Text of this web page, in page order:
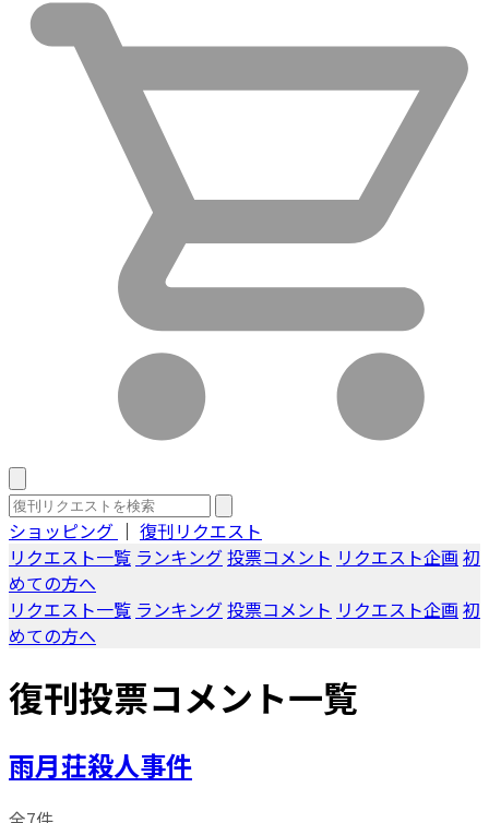
ショッピング ｜ 復刊リクエスト
リクエスト一覧 ランキング投票コメント リクエスト企画 初
めての方へ
リクエスト一覧 ランキング投票コメント リクエスト企画 初
めての方へ
復刊投票コメント一覧
雨月荘殺人事件